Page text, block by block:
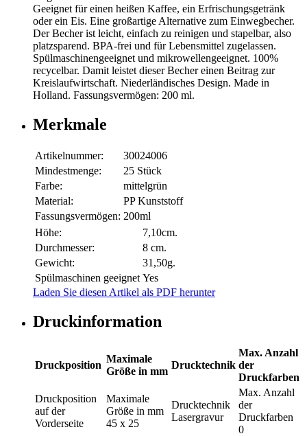
Geeignet für einen heißen Kaffee, ein Erfrischungsgetränk
oder ein Eis. Eine großartige Alternative zum Einwegbecher.
Der Becher ist leicht, einfach zu reinigen und stapelbar, also
platzsparend. BPA-frei und für Lebensmittel zugelassen.
Spülmaschinengeeignet und mikrowellengeeignet. 100%
recycelbar. Damit leistet dieser Becher einen Beitrag zur
Kreislaufwirtschaft. Niederländisches Design. Made in
Holland. Fassungsvermögen: 200 ml.
Merkmale
Artikelnummer:
30024006
Mindestmenge:
25 Stück
Farbe:
mittelgrün
Material:
PP Kunststoff
Fassungsvermögen: 200ml
Höhe:
7,10cm.
Durchmesser:
8 cm.
Gewicht:
31,50g.
Spülmaschinen geeignet Yes
Laden Sie diesen Artikel als PDF herunter
Druckinformation
Druckposition
Maximale
Größe in mm
Drucktechnik
Max. Anzahl
der
Druckfarben
Druckposition
auf der
Vorderseite
Maximale
Größe in mm
45 x 25
Drucktechnik
Lasergravur
Max. Anzahl
der
Druckfarben
0